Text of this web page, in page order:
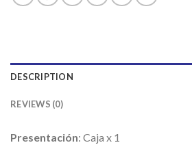
DESCRIPTION
REVIEWS (0)
Presentación: Caja x 1